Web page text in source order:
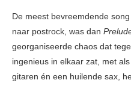
De meest bevreemdende
naar postrock, was dan
georganiseerde chaos dat
ingenieus in elkaar zat, met
gitaren én een huilende sax,